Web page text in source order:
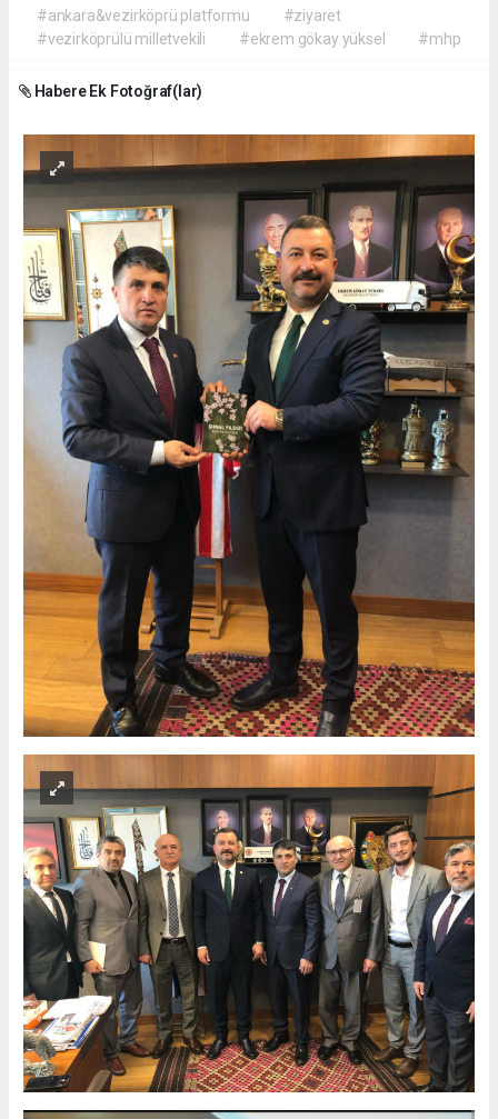
#ankara&vezirköprü platformu
#ziyaret
#vezirköprülü milletvekili
#ekrem gökay yüksel #mhp
Habere Ek Fotoğraf(lar)